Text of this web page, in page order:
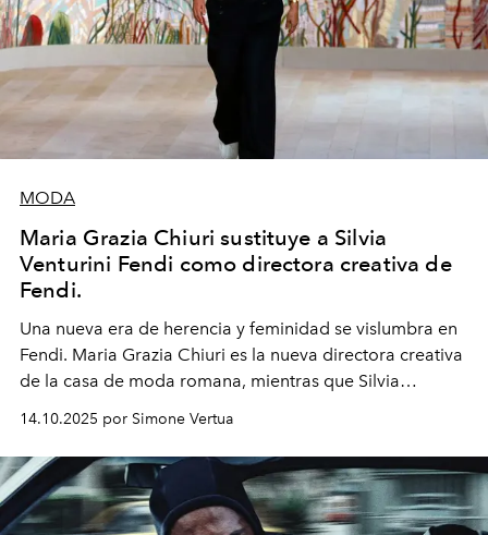
MODA
Maria Grazia Chiuri sustituye a Silvia
Venturini Fendi como directora creativa de
Fendi.
Una nueva era de herencia y feminidad se vislumbra en
Fendi. Maria Grazia Chiuri es la nueva directora creativa
de la casa de moda romana, mientras que Silvia
14.10.2025 por Simone Vertua